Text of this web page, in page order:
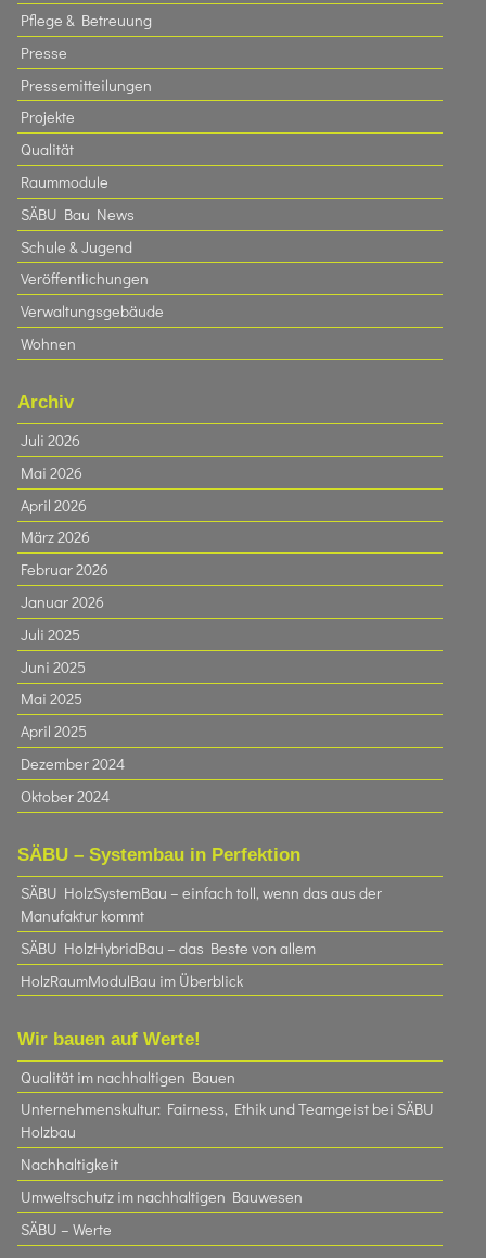
Pflege & Betreuung
Presse
Pressemitteilungen
Projekte
Qualität
Raummodule
SÄBU Bau News
Schule & Jugend
Veröffentlichungen
Verwaltungsgebäude
Wohnen
Archiv
Juli 2026
Mai 2026
April 2026
März 2026
Februar 2026
Januar 2026
Juli 2025
Juni 2025
Mai 2025
April 2025
Dezember 2024
Oktober 2024
SÄBU – Systembau in Perfektion
SÄBU HolzSystemBau – einfach toll, wenn das aus der
Manufaktur kommt
SÄBU HolzHybridBau – das Beste von allem
HolzRaumModulBau im Überblick
Wir bauen auf Werte!
Qualität im nachhaltigen Bauen
Unternehmenskultur: Fairness, Ethik und Teamgeist bei SÄBU
Holzbau​
Nachhaltigkeit
Umweltschutz im nachhaltigen Bauwesen
SÄBU – Werte